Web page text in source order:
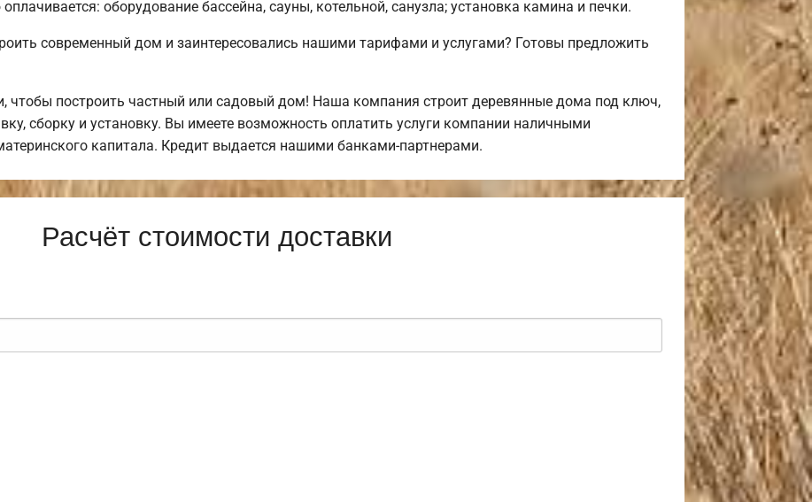
оборудование бассейна, сауны, котельной, санузла; установка камина и печки.
современный дом и заинтересовались нашими тарифами и услугами? Готовы предложить
чтобы построить частный или садовый дом! Наша компания строит деревянные дома под ключ,
сборку и установку. Вы имеете возможность оплатить услуги компании наличными
капитала. Кредит выдается нашими банками-партнерами.
Расчёт стоимости доставки